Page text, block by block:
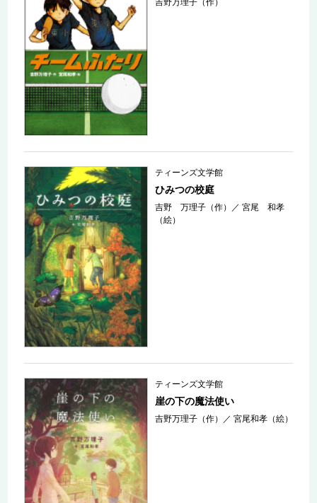
ティーンズ文学館
ひみつの校庭
吉野 万理子（作） ／宮尾 和孝
（絵）
ティーンズ文学館
崖の下の魔法使い
吉野万理子（作） ／宮尾和孝（絵）